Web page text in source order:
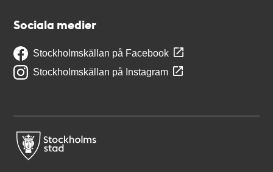
Sociala medier
Stockholmskällan på Facebook
Stockholmskällan på Instagram